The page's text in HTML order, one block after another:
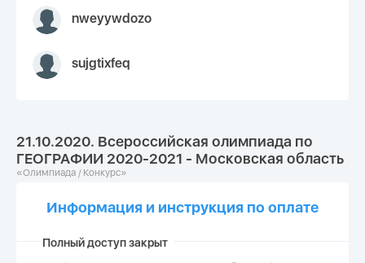
nweyywdozo
sujgtixfeq
21.10.2020. Всероссийская олимпиада по
ГЕОГРАФИИ 2020-2021 - Московская область
«Олимпиада / Конкурс»
Информация и инструкция по оплате
Полный доступ закрыт